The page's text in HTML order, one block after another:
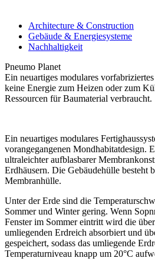
Architecture & Construction
Gebäude & Energiesysteme
Nachhaltigkeit
Pneumo Planet
Ein neuartiges modulares
keine Energie zum Heizen oder zum
Ressourcen für Baumaterial verbraucht.
Ein neuartiges modulares
vorangegangenen Mondhabitatdesign.
ultraleichter aufblasbarer
Erdhäusern. Die Gebäudehülle besteht
Membranhülle.
Unter der Erde sind die
Sommer und Winter gering. Wenn
Fenster im Sommer eintritt wird die
umliegenden Erdreich absorbiert und
gespeichert, sodass das umliegende
Temperaturniveau knapp um 20°C